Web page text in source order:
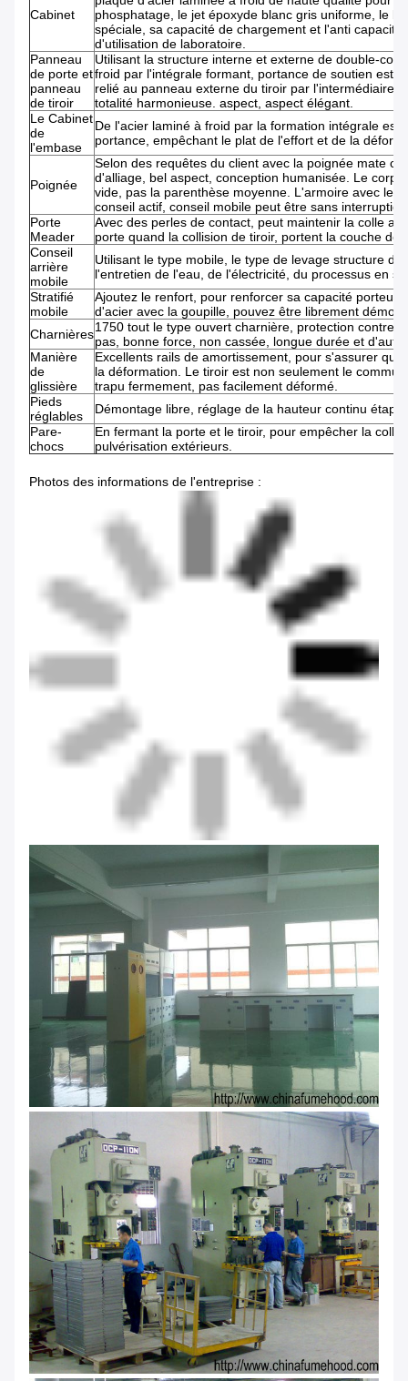
Cabinet
phosphatage, le jet époxyde blanc gris uniforme, le
spéciale, sa capacité de chargement et l'anti
d'utilisation de laboratoire.
Panneau
de porte et
panneau
de tiroir
Utilisant la structure interne et externe de double-
froid par l'intégrale formant, portance de soutien est
relié au panneau externe du tiroir par l'intermédiaire
totalité harmonieuse. aspect, aspect élégant.
Le Cabinet
de
l'embase
De l'acier laminé à froid par la formation intégrale
portance, empêchant le plat de l'effort et de la
Poignée
Selon des requêtes du client avec la poignée mate
d'alliage, bel aspect, conception humanisée. Le
vide, pas la parenthèse moyenne. L'armoire avec le
conseil actif, conseil mobile peut être sans
Porte
Meader
Avec des perles de contact, peut maintenir la colle
porte quand la collision de tiroir, portent la couche de
Conseil
arrière
mobile
Utilisant le type mobile, le type de levage structure
l'entretien de l'eau, de l'électricité, du processus en
Stratifié
mobile
Ajoutez le renfort, pour renforcer sa capacité
d'acier avec la goupille, pouvez être librement
Charnières1750 tout le type ouvert charnière, protection contre
pas, bonne force, non cassée, longue durée et
Manière
de
glissière
Excellents rails de amortissement, pour s'assurer
la déformation. Le tiroir est non seulement le
trapu fermement, pas facilement déformé.
Pieds
réglables
Démontage libre, réglage de la hauteur continu
Pare-
chocs
En fermant la porte et le tiroir, pour empêcher la
pulvérisation extérieurs.
Photos des informations de l'entreprise :